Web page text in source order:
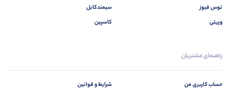
توس فیوز
وریتی
سیمندکابل
کاسپین
راهنمای مشتریان
حساب کاربری من
شرایط و قوانین